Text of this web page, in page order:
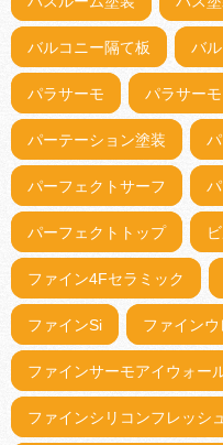
バルコニー隔て板 バ
パラサーモ パラサー
パーテーション塗装
パーフェクトサーフ
パーフェクトトップ
ファイン4Fセラミック
ファインSi ファイン
ファインサーモアイウォー
ファインシリコンフレッシ